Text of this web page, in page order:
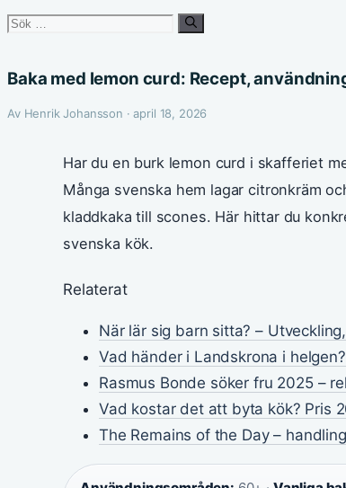
Sök
Baka med lemon curd: Recept,
Av Henrik Johansson · april 18, 2026
Har du en burk lemon curd i skafferiet
Många svenska hem lagar citronkräm
kladdkaka till scones. Här hittar du
svenska kök.
Relaterat
När lär sig barn sitta? –
Vad händer i Landskrona i
Rasmus Bonde söker fru 2025 –
Vad kostar det att byta kök? Pris
The Remains of the Day –